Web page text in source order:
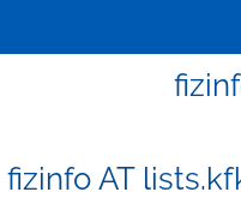
fizinfo AT